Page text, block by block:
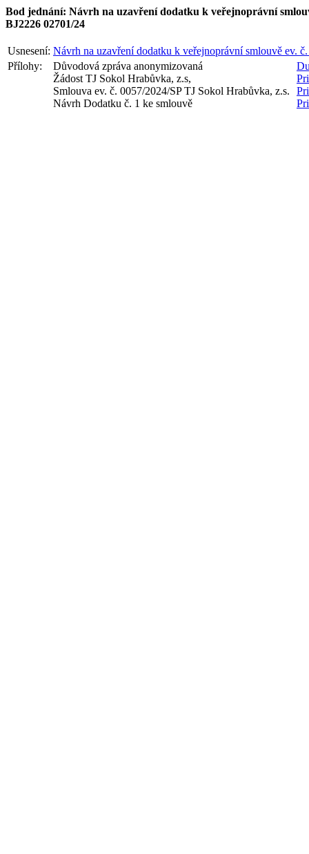
Bod jednání: Návrh na uzavření dodatku k veřejnoprávní
BJ2226 02701/24
Usnesení: Návrh na uzavření dodatku k veřejnoprávní smlouvě ev.
Přílohy:
Důvodová zpráva anonymizovaná
Žádost TJ Sokol Hrabůvka, z.s,
Smlouva ev. č. 0057/2024/SP TJ Sokol Hrabůvka, z.s.
Návrh Dodatku č. 1 ke smlouvě